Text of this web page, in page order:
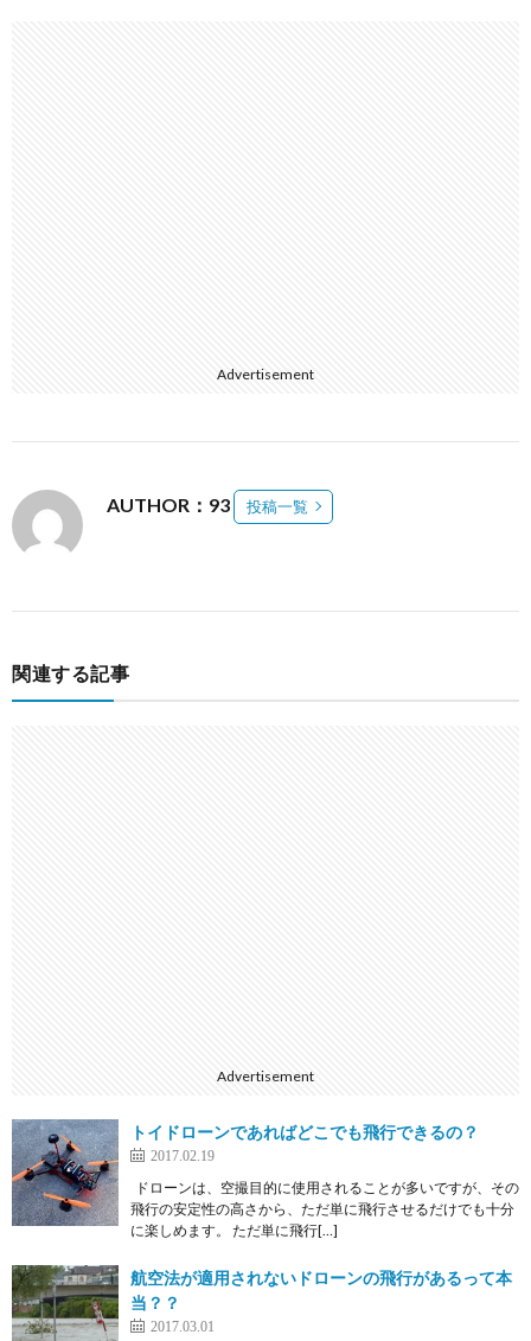
Advertisement
AUTHOR：93 投稿一覧
関連する記事
Advertisement
トイドローンであればどこでも飛行できるの？
2017.02.19
ドローンは、空撮目的に使用されることが多いですが、その
飛行の安定性の高さから、ただ単に飛行させるだけでも十分
に楽しめます。 ただ単に飛行[…]
航空法が適用されないドローンの飛行があるって本
当？？
2017.03.01